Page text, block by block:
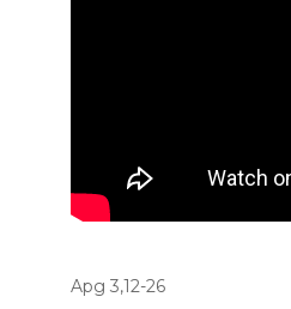
Apg 3,12-26